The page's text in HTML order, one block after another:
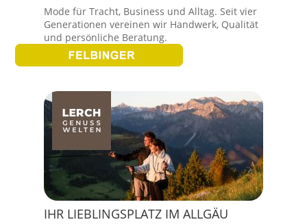
Mode für Tracht, Business und Alltag. Seit vier
Generationen vereinen wir Handwerk, Qualität
und persönliche Beratung.
IHR LIEBLINGSPLATZ IM ALLGÄU